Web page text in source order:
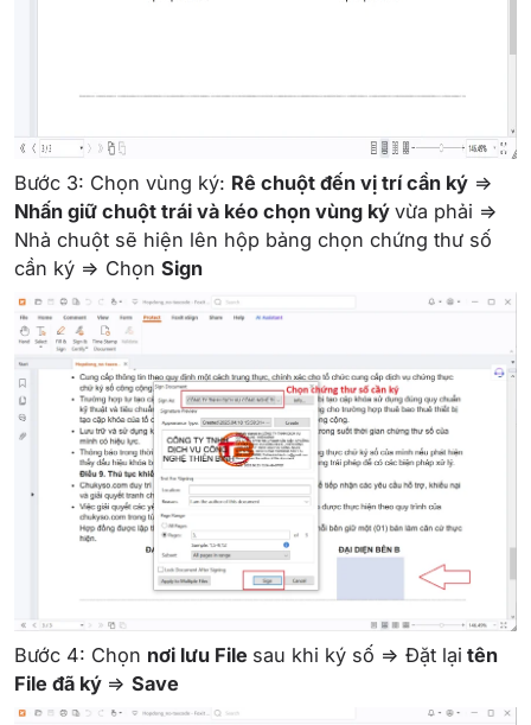
Bước 3: Chọn vùng ký: Rê chuột đến vị trí cần ký =>
Nhấn giữ chuột trái và kéo chọn vùng ký vừa phải =>
Nhả chuột sẽ hiện lên hộp bảng chọn chứng thư số
cần ký => Chọn Sign
Bước 4: Chọn nơi lưu File sau khi ký số => Đặt lại tên
File đã ký => Save